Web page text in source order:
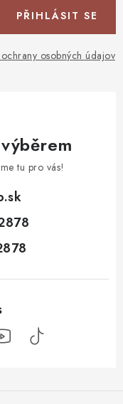
osobných údajov
PŘIHLÁSIT SE
tu pro vás!